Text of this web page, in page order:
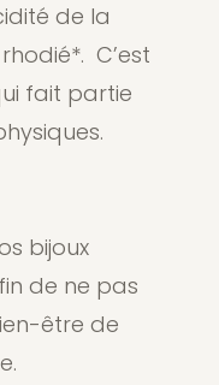
de la
C’est
fait partie
bijoux
de ne pas
être de